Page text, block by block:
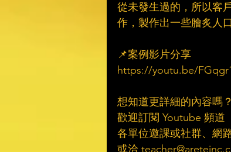
從未發生過的，所以客
作，製作出一些膾炙人
📌案例影片分享​
https://youtu.be/
想知道更詳細的內容嗎？​
歡迎訂閱 Youtube 頻道
各單位邀課或社群、網
或洽